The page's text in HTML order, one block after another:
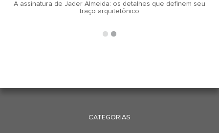
A assinatura de Jader Almeida: os detalhes que definem seu
traço arquitetônico
CATEGORIAS